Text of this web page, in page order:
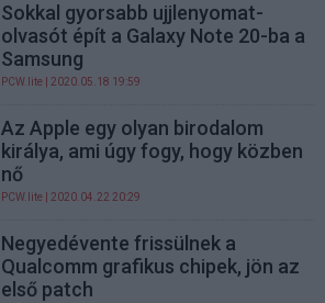
Sokkal gyorsabb ujjlenyomat-
olvasót épít a Galaxy Note 20-ba a
Samsung
PCW.lite | 2020.05.18 19:59
Az Apple egy olyan birodalom
királya, ami úgy fogy, hogy közben
nő
PCW.lite | 2020.04.22 20:29
Negyedévente frissülnek a
Qualcomm grafikus chipek, jön az
első patch